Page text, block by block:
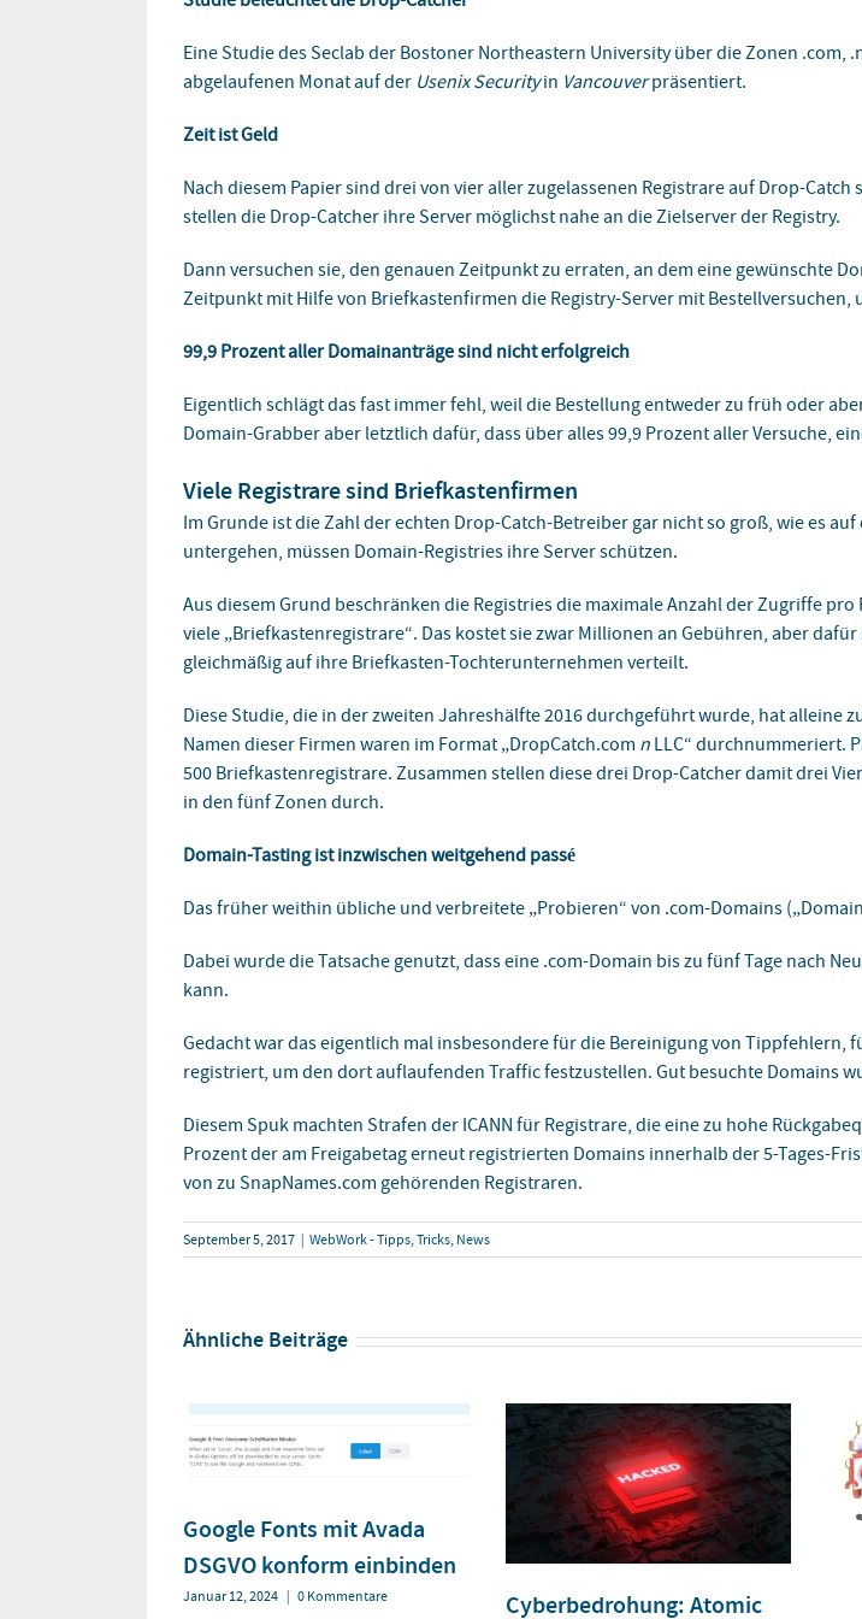
Eine Studie des Seclab der Bostoner Northeastern University über die Zonen
abgelaufenen Monat auf der Usenix Securityin Vancouverpräsentiert.
Zeit ist Geld
Nach diesem Papier sind drei von vier aller zugelassenen Registrare auf Drop-
stellen die Drop-Catcher ihre Server möglichst nahe an die Zielserver der Registry.
Dann versuchen sie, den genauen Zeitpunkt zu erraten, an dem eine gewünschte
Zeitpunkt mit Hilfe von Briefkastenfirmen die Registry-Server mit Bestellversuchen,
99,9 Prozent aller Domainanträge sind nicht erfolgreich
Eigentlich schlägt das fast immer fehl, weil die Bestellung entweder zu früh oder
Domain-Grabber aber letztlich dafür, dass über alles 99,9 Prozent aller Versuche,
Viele Registrare sind Briefkastenfirmen
Im Grunde ist die Zahl der echten Drop-Catch-Betreiber gar nicht so groß, wie es
untergehen, müssen Domain-Registries ihre Server schützen.
Aus diesem Grund beschränken die Registries die maximale Anzahl der Zugriffe
viele „Briefkastenregistrare“. Das kostet sie zwar Millionen an Gebühren, aber
gleichmäßig auf ihre Briefkasten-Tochterunternehmen verteilt.
Diese Studie, die in der zweiten Jahreshälfte 2016 durchgeführt wurde, hat alleine
Namen dieser Firmen waren im Format „DropCatch.com n LLC“ durchnummeriert.
500 Briefkastenregistrare. Zusammen stellen diese drei Drop-Catcher damit drei
in den fünf Zonen durch.
Domain-Tasting ist inzwischen weitgehend passé
Das früher weithin übliche und verbreitete „Probieren“ von .com-Domains
Dabei wurde die Tatsache genutzt, dass eine .com-Domain bis zu fünf Tage nach
kann.
Gedacht war das eigentlich mal insbesondere für die Bereinigung von Tippfehlern,
registriert, um den dort auflaufenden Traffic festzustellen. Gut besuchte Domains
Diesem Spuk machten Strafen der ICANN für Registrare, die eine zu hohe
Prozent der am Freigabetag erneut registrierten Domains innerhalb der 5-Tages-
von zu SnapNames.com gehörenden Registraren.
September 5, 2017 | WebWork - Tipps, Tricks, News
Ähnliche Beiträge
Google Fonts mit Avada
DSGVO konform einbinden
Januar 12, 2024 | 0 Kommentare Cyberbedrohung: Atomic